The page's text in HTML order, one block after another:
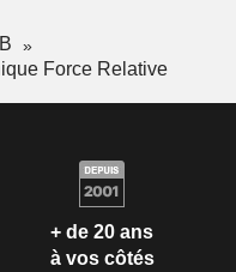
Force Relative
+ de 20 ans
à vos côtés